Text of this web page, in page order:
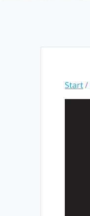
Start/